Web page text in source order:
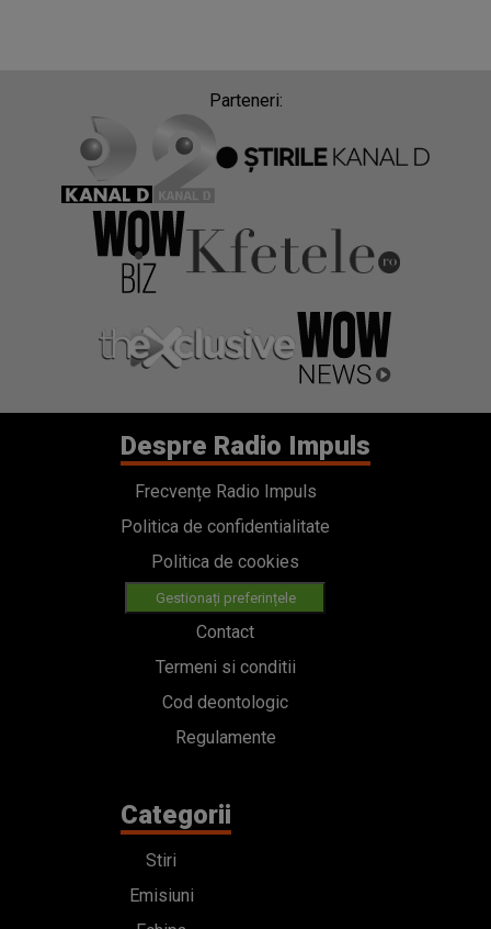
Parteneri:
Despre Radio Impuls
Frecvențe Radio Impuls
Politica de confidentialitate
Politica de cookies
Gestionați preferințele
Contact
Termeni si conditii
Cod deontologic
Regulamente
Categorii
Stiri
Emisiuni